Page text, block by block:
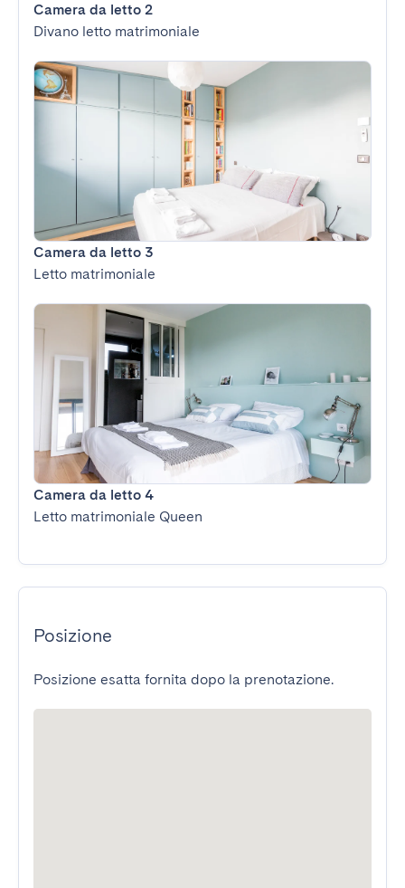
Camera da letto 2
Divano letto matrimoniale
Camera da letto 3
Letto matrimoniale
Camera da letto 4
Letto matrimoniale Queen
Posizione
Posizione esatta fornita dopo la prenotazione.